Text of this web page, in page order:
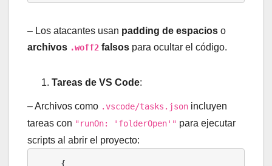
– Los atacantes usan padding de espacios o
archivos .woff2 falsos para ocultar el código.
Tareas de VS Code:
– Archivos como .vscode/tasks.json incluyen
tareas con "runOn: 'folderOpen'" para ejecutar
scripts al abrir el proyecto: